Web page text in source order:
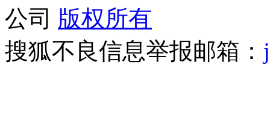
公司 版权所有
搜狐不良信息举报邮箱：